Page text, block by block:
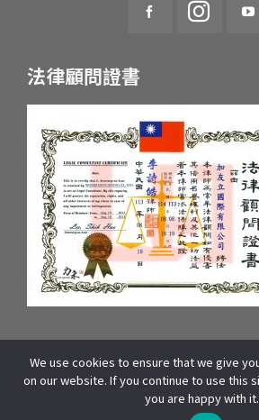
法律顧問證書
統一編號：55657233 府產業商字第：
COPYRIGHT © 2025 WOORI EDUCATION
RESERVED | 本站資源包含影像、文字皆來自
THIS SITE IS PROTECTED BY
We use cookies to ensure that we give
on our website. If you continue to use this
you are happy with it.
線上諮詢